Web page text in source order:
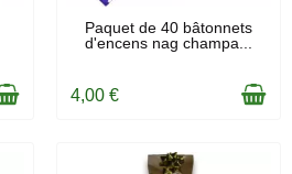
EN STOCK
Paquet de 40 bâtonnets
d'encens nag champa...
4,00 €